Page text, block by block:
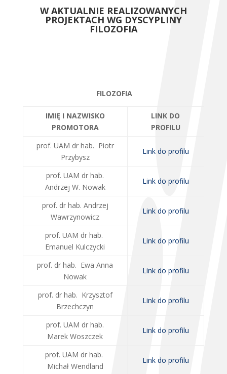
W AKTUALNIE REALIZOWANYCH
PROJEKTACH WG DYSCYPLINY
FILOZOFIA
FILOZOFIA
IMIĘ I NAZWISKO
PROMOTORA
LINK DO
PROFILU
prof. UAM dr hab. Piotr
Przybysz
Link do profilu
prof. UAM dr hab.
Andrzej W. Nowak
Link do profilu
prof. dr hab. Andrzej
Wawrzynowicz
Link do profilu
prof. UAM dr hab.
Emanuel Kulczycki
Link do profilu
prof. dr hab. Ewa Anna
Nowak
Link do profilu
prof. dr hab. Krzysztof
Brzechczyn
Link do profilu
prof. UAM dr hab.
Marek Woszczek
Link do profilu
prof. UAM dr hab.
Michał Wendland
Link do profilu